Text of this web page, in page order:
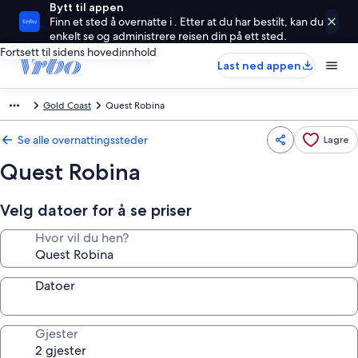
Bytt til appen
Finn et sted å overnatte i . Etter at du har bestilt, kan du
enkelt se og administrere reisen din på ett sted.
Fortsett til sidens hovedinnhold
Last ned appen
Gold Coast Quest Robina
Se alle overnattingssteder Lagre
Quest Robina
Velg datoer for å se priser
Hvor vil du hen?
Datoer
Gjester